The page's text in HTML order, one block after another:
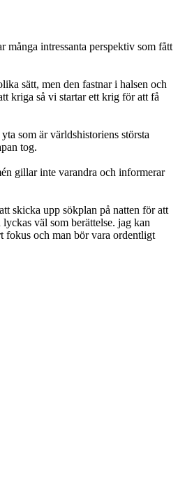
många intressanta perspektiv som fått
sätt, men den fastnar i halsen och
kriga så vi startar ett krig för att få
som är världshistoriens största
tog.
gillar inte varandra och informerar
skicka upp sökplan på natten för att
väl som berättelse. jag kan
fokus och man bör vara ordentligt